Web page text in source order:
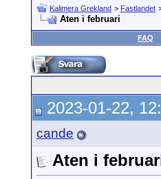
Kalimera Grekland > Fastlandet
Aten i februari
FAQ
2023-01-22,
cande
Aten i